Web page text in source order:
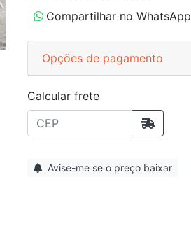
Compartilhar no WhatsApp
Opções de pagamento
Calcular frete
Avise-me se o preço baixar